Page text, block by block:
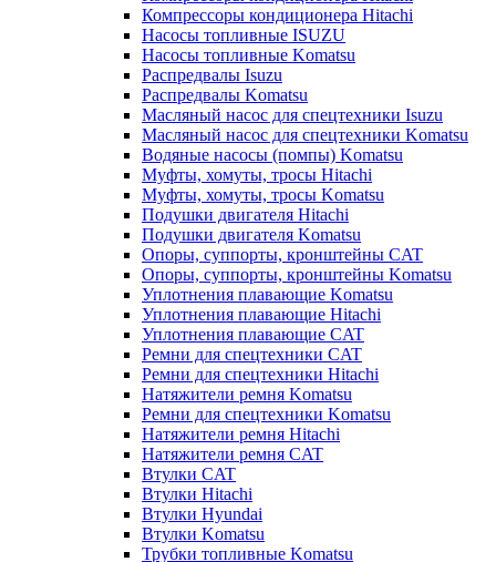
Компрессоры кондиционера Hitachi
Насосы топливные ISUZU
Насосы топливные Komatsu
Распредвалы Isuzu
Распредвалы Komatsu
Масляный насос для спецтехники Isuzu
Масляный насос для спецтехники Komatsu
Водяные насосы (помпы) Komatsu
Муфты, хомуты, тросы Hitachi
Муфты, хомуты, тросы Komatsu
Подушки двигателя Hitachi
Подушки двигателя Komatsu
Опоры, суппорты, кронштейны CAT
Опоры, суппорты, кронштейны Komatsu
Уплотнения плавающие Komatsu
Уплотнения плавающие Hitachi
Уплотнения плавающие CAT
Ремни для спецтехники CAT
Ремни для спецтехники Hitachi
Натяжители ремня Komatsu
Ремни для спецтехники Komatsu
Натяжители ремня Hitachi
Натяжители ремня CAT
Втулки CAT
Втулки Hitachi
Втулки Hyundai
Втулки Komatsu
Трубки топливные Komatsu